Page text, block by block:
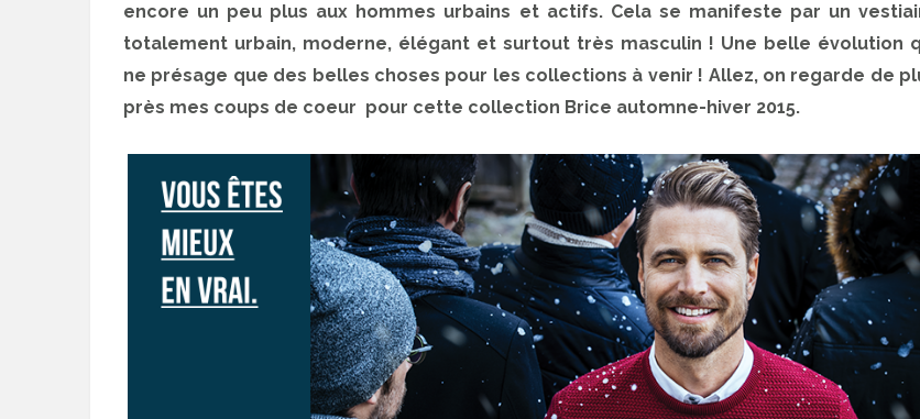
encore un peu plus aux hommes urbains et actifs. Cela se manifeste par un
totalement urbain, moderne, élégant et surtout très masculin ! Une belle évolution
ne présage que des belles choses pour les collections à venir ! Allez, on regarde de
près mes coups de coeur pour cette collection Brice automne-hiver 2015.